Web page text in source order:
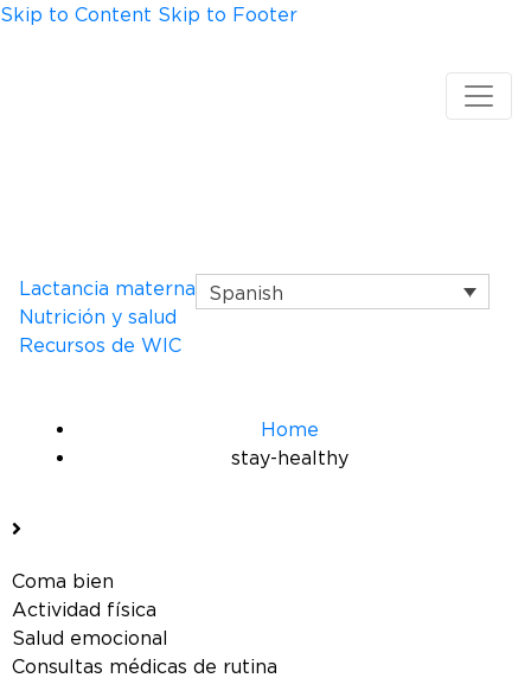
Skip to Content Skip to Footer
Lactancia materna
Nutrición y salud
Recursos de WIC
Spanish
Home
stay-healthy
Coma bien
Actividad física
Salud emocional
Consultas médicas de rutina